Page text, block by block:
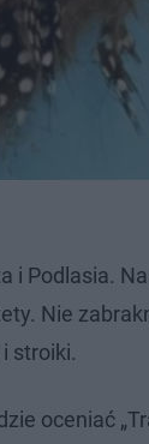
i Podlasia.
Nie
stroiki.
oceniać